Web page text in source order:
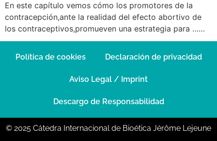
En este capítulo vemos cómo los promotores de la
contracepción,ante la realidad del efecto abortivo de
los contraceptivos,promueven una estrategia para ……
Política de cookies Declaración de privacidad
Aviso Legal / Imprint
Descargo de Responsabilidad
© 2025 Cátedra Internacional de Bioética Jérôme Lejeune